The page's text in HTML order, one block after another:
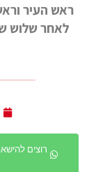
ראש העיר
לאחר שלוש
רוצים